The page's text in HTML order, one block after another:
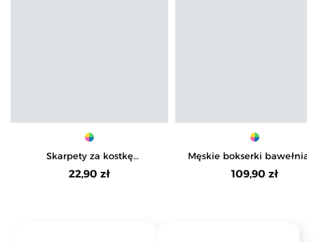
Skarpety za kostkę
bawełniane męskie 3-pak
22,90 zł
Męskie bokserki
dopasowane wzorzyste 6-
109,90 zł